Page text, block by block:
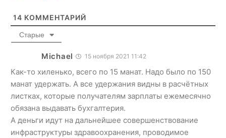
14 КОММЕНТАРИЙ
Старые
Michael 15 ноября 2021 11:42
Как-то хиленько, всего по 15 манат. Надо было по 150
манат удержать. А все удержания видны в расчётных
листках, которые получателям зарплаты ежемесячно
обязана выдавать бухгалтерия.
А деньги идут на дальнейшее совершенствование
инфраструктуры здравоохранения, проводимое